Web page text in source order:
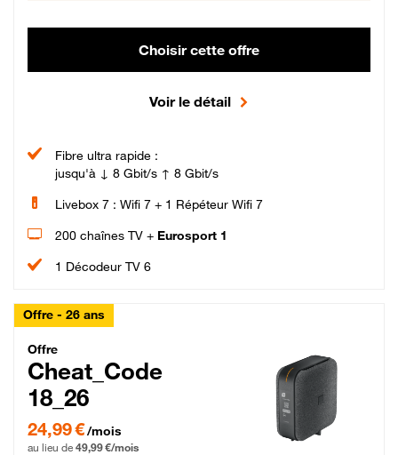
Choisir cette offre
Voir le détail
Fibre ultra rapide :
jusqu'à ↓ 8 Gbit/s ↑ 8 Gbit/s
Livebox 7 : Wifi 7 + 1 Répéteur Wifi 7
200 chaînes TV + Eurosport 1
1 Décodeur TV 6
Offre - 26 ans
Cheat_Code Fibre_18_26
Offre
Cheat_Code
18_26
24,99 € par mois pendant 0 mois puis 49,99 € par mois, Sans engagement
24,99 €/mois
au lieu de 49,99 €/mois